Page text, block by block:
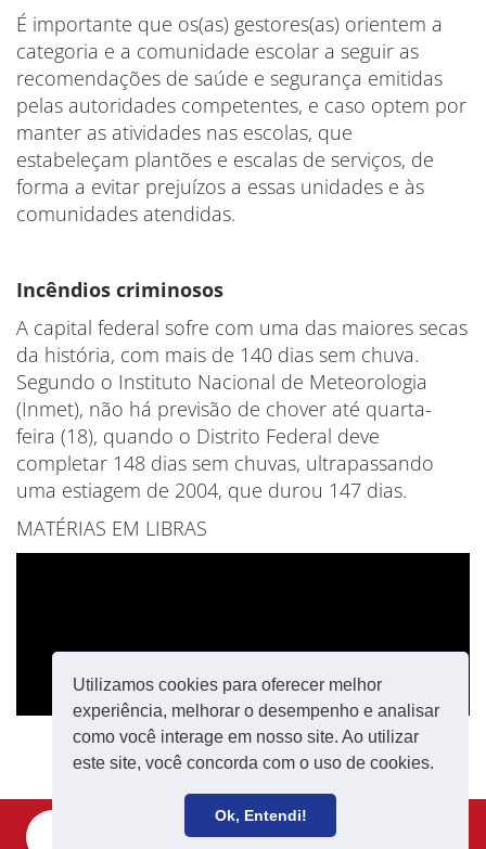
Utilizamos cookies para oferecer melhor
experiência, melhorar o desempenho e analisar
como você interage em nosso site. Ao utilizar
este site, você concorda com o uso de cookies.
Ok, Entendi!
É importante que os(as) gestores(as) orientem a
categoria e a comunidade escolar a seguir as
recomendações de saúde e segurança emitidas
pelas autoridades competentes, e caso optem por
manter as atividades nas escolas, que
estabeleçam plantões e escalas de serviços, de
forma a evitar prejuízos a essas unidades e às
comunidades atendidas.
Incêndios criminosos
A capital federal sofre com uma das maiores secas
da história, com mais de 140 dias sem chuva.
Segundo o Instituto Nacional de Meteorologia
(Inmet), não há previsão de chover até quarta-
feira (18), quando o Distrito Federal deve
completar 148 dias sem chuvas, ultrapassando
uma estiagem de 2004, que durou 147 dias.
MATÉRIAS EM LIBRAS
Receba notícias